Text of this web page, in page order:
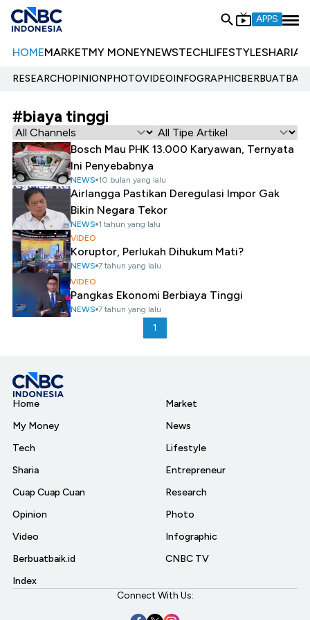
APPS
HOMEMARKETMY MONEYNEWSTECHLIFESTYLESHARIA
RESEARCHOPINIONPHOTOVIDEOINFOGRAPHIC
#biaya tinggi
Bosch Mau PHK 13.000 Karyawan, Ternyata
Ini Penyebabnya
NEWS 10 bulan yang lalu
Airlangga Pastikan Deregulasi Impor Gak
Bikin Negara Tekor
NEWS 1 tahun yang lalu
VIDEO
Koruptor, Perlukah Dihukum Mati?
NEWS 7 tahun yang lalu
VIDEO
Pangkas Ekonomi Berbiaya Tinggi
NEWS 7 tahun yang lalu
1
Home
My Money
Tech
Sharia
Cuap Cuap Cuan
Opinion
Video
Berbuatbaik.id
Index
Market
News
Lifestyle
Entrepreneur
Research
Photo
Infographic
CNBC TV
Connect With Us: